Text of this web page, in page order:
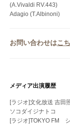
(A.Vivaldi RV.443)
Adagio
お問い合わせはこ
メディア出演履歴
[ラジオ]文化放送 吉田
ソコダイジナトコ
[ラジオ]TOKYO FM